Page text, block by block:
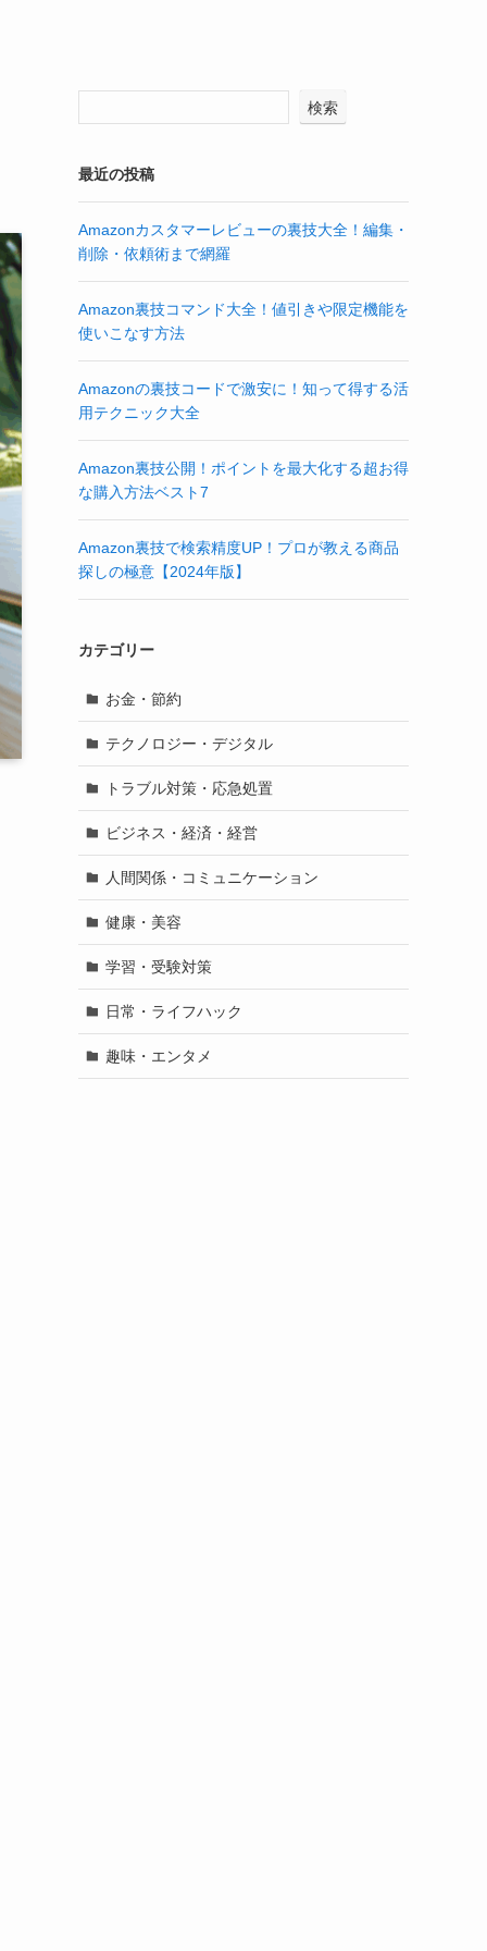
検索
最近の投稿
Amazonカスタマーレビューの裏技大全！編集・
削除・依頼術まで網羅
Amazon裏技コマンド大全！値引きや限定機能を
使いこなす方法
Amazonの裏技コードで激安に！知って得する活
用テクニック大全
Amazon裏技公開！ポイントを最大化する超お得
な購入方法ベスト7
Amazon裏技で検索精度UP！プロが教える商品
探しの極意【2024年版】
カテゴリー
お金・節約
テクノロジー・デジタル
トラブル対策・応急処置
ビジネス・経済・経営
人間関係・コミュニケーション
健康・美容
学習・受験対策
日常・ライフハック
趣味・エンタメ